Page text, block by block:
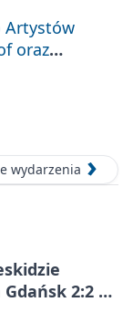
Artystów
oraz
Bielska-
wydarzenia
Gdańsk 2:2 w